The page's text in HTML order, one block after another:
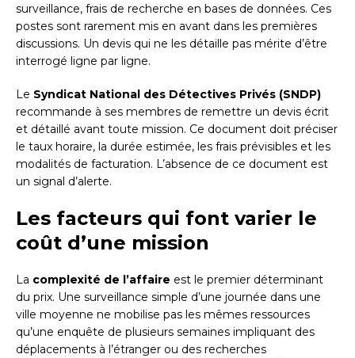
surveillance, frais de recherche en bases de données. Ces
postes sont rarement mis en avant dans les premières
discussions. Un devis qui ne les détaille pas mérite d’être
interrogé ligne par ligne.
Le Syndicat National des Détectives Privés (SNDP)
recommande à ses membres de remettre un devis écrit
et détaillé avant toute mission. Ce document doit préciser
le taux horaire, la durée estimée, les frais prévisibles et les
modalités de facturation. L’absence de ce document est
un signal d’alerte.
Les facteurs qui font varier le
coût d’une mission
La complexité de l’affaire est le premier déterminant
du prix. Une surveillance simple d’une journée dans une
ville moyenne ne mobilise pas les mêmes ressources
qu’une enquête de plusieurs semaines impliquant des
déplacements à l’étranger ou des recherches